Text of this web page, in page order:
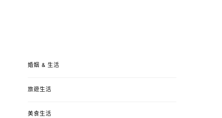
婚姻 & 生活
旅遊生活
美食生活